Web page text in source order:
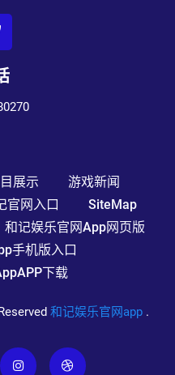
展示
游戏新闻
官网入口
SiteMap
和记娱乐官网app网页版
手机版入口
下载
和记娱乐官网app.